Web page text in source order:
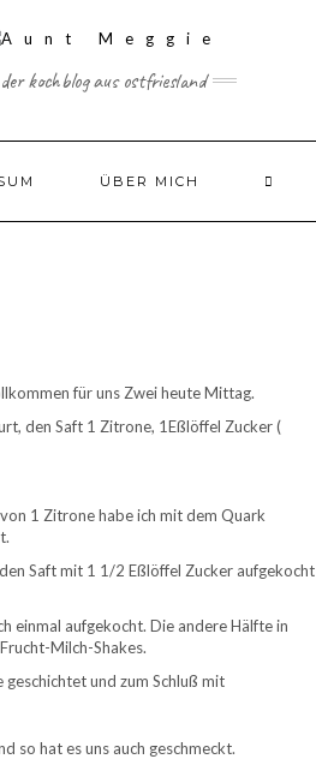
der kochblog aus ostfriesland
ÜBER MICH
für uns Zwei heute Mittag.
den Saft 1 Zitrone, 1Eßlöffel Zucker (
1 Zitrone habe ich mit dem Quark
Saft mit 1 1/2 Eßlöffel Zucker aufgekocht
einmal aufgekocht. Die andere Hälfte in
Milch-Shakes.
und zum Schluß mit
so hat es uns auch geschmeckt.